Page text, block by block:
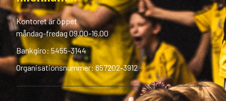
Kontoret är öppet
måndag-fredag 09.00-16.00
Bankgiro: 5455-3144
Organisationsnummer: 857202-3912